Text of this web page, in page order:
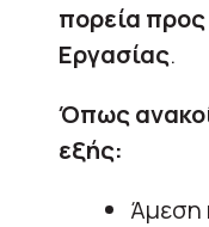
πορεία
Εργασίας.
Όπως
εξής:
Άμεση